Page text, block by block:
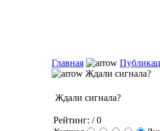
Главная
Ждали сигнала?
Ждали сигнала?
Рейтинг: / 0